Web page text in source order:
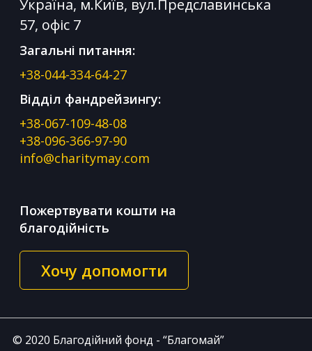
Україна, м.Київ, вул.Предславинська
57, офіс 7
Загальні питання:
+38-044-334-64-27
Відділ фандрейзингу:
+38-067-109-48-08
+38-096-366-97-90
info@charitymay.com
Пожертвувати кошти на
благодійність
Хочу допомогти
© 2020 Благодійний фонд - “Благомай”